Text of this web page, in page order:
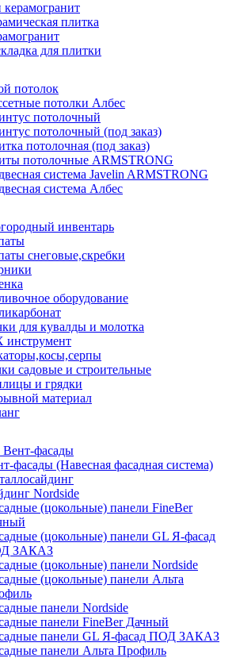
плитка
для плитки
потолок
потолки Албес
потолочный
потолочный (под заказ)
потолочная (под заказ)
потолочные ARMSTRONG
система Javelin ARMSTRONG
система Албес
инвентарь
снеговые,скребки
оборудование
для кувалды и молотка
инструмент
садовые и строительные
и грядки
материал
Вент-фасады
фасады (Навесная фасадная система)
Nordside
(цокольные) панели FineBer
(цокольные) панели GL Я-фасад
ЗАКАЗ
(цокольные) панели Nordside
(цокольные) панели Альта
панели Nordside
панели FineBer Дачный
панели GL Я-фасад ПОД ЗАКАЗ
панели Альта Профиль